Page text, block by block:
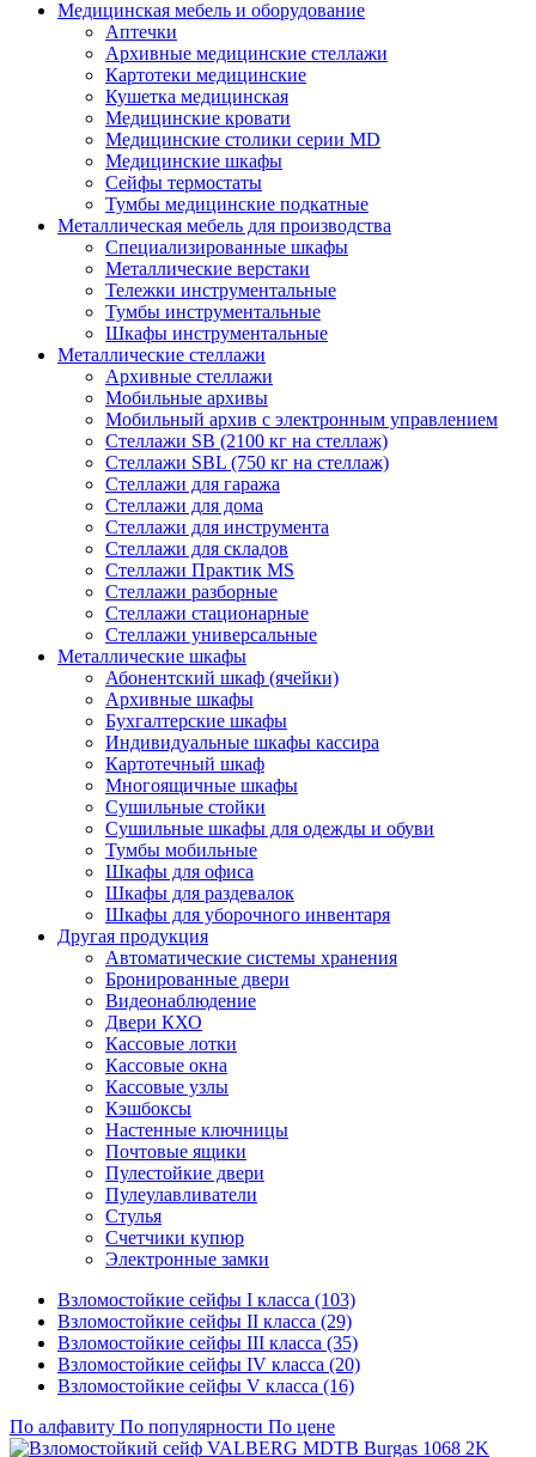
Медицинская мебель и оборудование
Аптечки
Архивные медицинские стеллажи
Картотеки медицинские
Кушетка медицинская
Медицинские кровати
Медицинские столики серии MD
Медицинские шкафы
Сейфы термостаты
Тумбы медицинские подкатные
Металлическая мебель для производства
Cпециализированные шкафы
Металлические верстаки
Тележки инструментальные
Тумбы инструментальные
Шкафы инструментальные
Металлические стеллажи
Архивные стеллажи
Мобильные архивы
Мобильный архив с электронным управлением
Стеллажи SB (2100 кг на стеллаж)
Стеллажи SBL (750 кг на стеллаж)
Стеллажи для гаража
Стеллажи для дома
Стеллажи для инструмента
Стеллажи для складов
Стеллажи Практик MS
Стеллажи разборные
Стеллажи стационарные
Стеллажи универсальные
Металлические шкафы
Абонентский шкаф (ячейки)
Архивные шкафы
Бухгалтерские шкафы
Индивидуальные шкафы кассира
Картотечный шкаф
Многоящичные шкафы
Сушильные стойки
Сушильные шкафы для одежды и обуви
Тумбы мобильные
Шкафы для офиса
Шкафы для раздевалок
Шкафы для уборочного инвентаря
Другая продукция
Автоматические системы хранения
Бронированные двери
Видеонаблюдение
Двери КХО
Кассовые лотки
Кассовые окна
Кассовые узлы
Кэшбоксы
Настенные ключницы
Почтовые ящики
Пулестойкие двери
Пулеулавливатели
Стулья
Счетчики купюр
Электронные замки
Взломостойкие сейфы I класса (103)
Взломостойкие сейфы II класса (29)
Взломостойкие сейфы III класса (35)
Взломостойкие сейфы IV класса (20)
Взломостойкие сейфы V класса (16)
По алфавиту По популярности По цене